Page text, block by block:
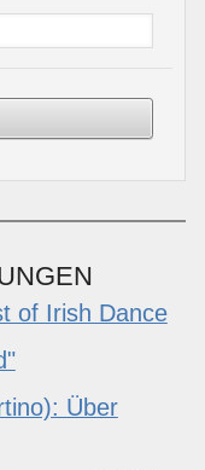
of Irish Dance
Über